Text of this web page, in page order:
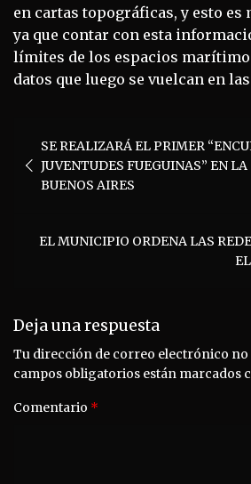
en cartas topográficas, y esto es
ya que contar con esta
límites de los espacios
datos que luego se vuelcan en
Navegación
de
entradas
SE REALIZARÁ EL PRIMER
JUVENTUDES FUEGUINAS” EN
BUENOS AIRES
EL MUNICIPIO ORDENA LAS
Deja una respuesta
Tu dirección de correo electrónico no
campos obligatorios están marcados
Comentario *